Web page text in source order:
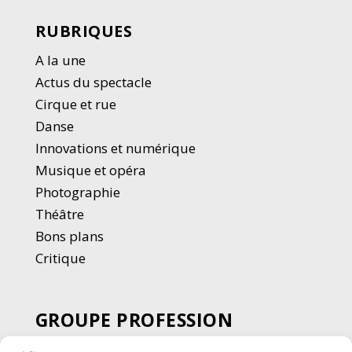
RUBRIQUES
A la une
Actus du spectacle
Cirque et rue
Danse
Innovations et numérique
Musique et opéra
Photographie
Théâtre
Bons plans
Critique
GROUPE PROFESSION
SPECTACLE